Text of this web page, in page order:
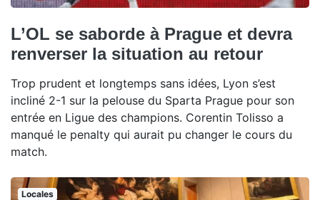
L’OL se saborde à Prague et devra
renverser la situation au retour
Trop prudent et longtemps sans idées, Lyon s’est
incliné 2-1 sur la pelouse du Sparta Prague pour son
entrée en Ligue des champions. Corentin Tolisso a
manqué le penalty qui aurait pu changer le cours du
match.
Locales